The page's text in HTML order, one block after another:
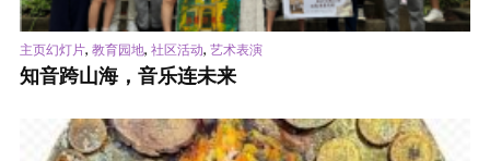
主页幻灯片, 教育园地, 社区活动, 艺术表演
知音跨山海，音乐连未来